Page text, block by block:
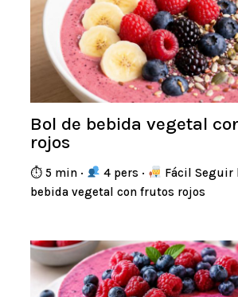
Bol de bebida vegetal
rojos
⏱ 5 min · 4 pers ·
Fácil Seguir
bebida vegetal con frutos rojos